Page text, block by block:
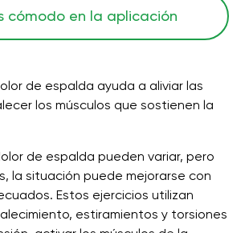
cómodo en la aplicación
de espalda ayuda a aliviar las
los músculos que sostienen la
de espalda pueden variar, pero
la situación puede mejorarse con
Estos ejercicios utilizan
estiramientos y torsiones